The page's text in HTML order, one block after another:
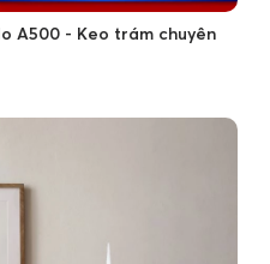
A500 - Keo trám chuyên